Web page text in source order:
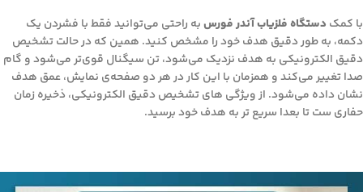
با کمک دستگاه فلزیاب آندر فورسبه راحتی می‌توانید فقط با فشردن یک
دکمه، به طور دقیق هدف خود را مشخص کنید. همین‌ که در حالت تشخیص
دقیق الکترونیکی به هدف نزدیک می‌شود، تن سیگنال قوی‌تر می‌شود و گام
صدا تغییر می‌کند و همزمان با این کار در هر دو صفحه‌ی نمایش، عمق هدف
نشان داده می‌شود. از ویژگی های تشخیص دقیق الکترونیکی، ذخیره زمان
حفاری ست تا بعدا سریع تر به هدف خود برسید.